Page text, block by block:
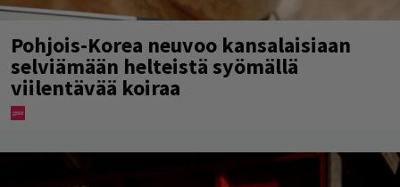
Pohjois-Korea neuvoo kansalaisiaan
selviämään helteistä syömällä
viilentävää koiraa